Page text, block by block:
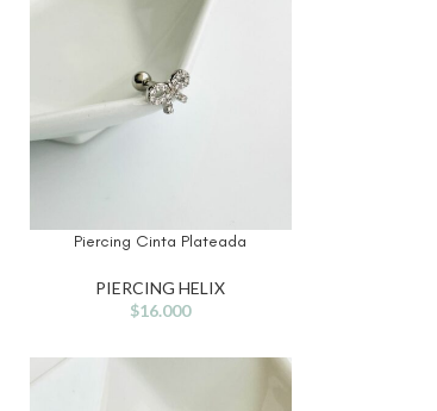
Piercing Cinta Plateada
PIERCING HELIX
$16.000